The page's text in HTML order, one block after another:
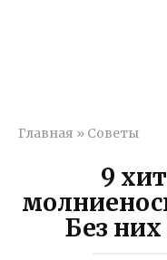
Главная » Советы
9
Без